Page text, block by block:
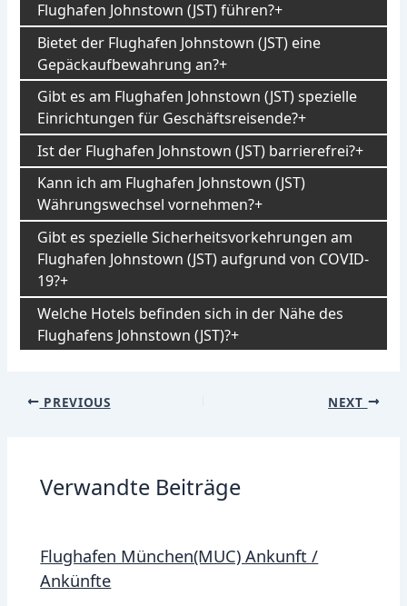
Flughafen Johnstown (JST) führen?
Bietet der Flughafen Johnstown (JST) eine
Gepäckaufbewahrung an?
Gibt es am Flughafen Johnstown (JST) spezielle
Einrichtungen für Geschäftsreisende?
Ist der Flughafen Johnstown (JST) barrierefrei?
Kann ich am Flughafen Johnstown (JST)
Währungswechsel vornehmen?
Gibt es spezielle Sicherheitsvorkehrungen am
Flughafen Johnstown (JST) aufgrund von COVID-
19?
Welche Hotels befinden sich in der Nähe des
Flughafens Johnstown (JST)?
Post
PREVIOUS NEXT
Verwandte Beiträge
Flughafen München(MUC) Ankunft /
Ankünfte